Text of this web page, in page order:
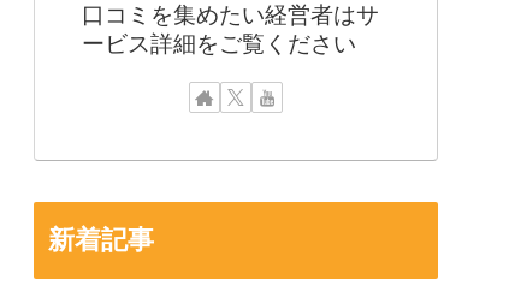
口コミを集めたい経営者はサ
ービス詳細をご覧ください
新着記事